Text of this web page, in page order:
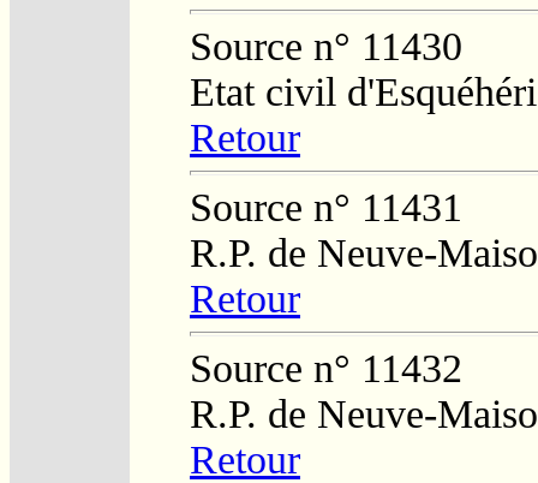
Source n° 11430
Etat civil
Retour
Source n° 11431
R.P. de Neuve-
Retour
Source n° 11432
R.P. de Neuve-
Retour